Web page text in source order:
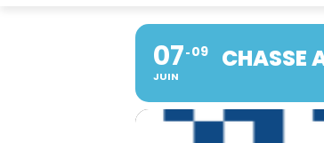
07
JUIN
09 CHASSE